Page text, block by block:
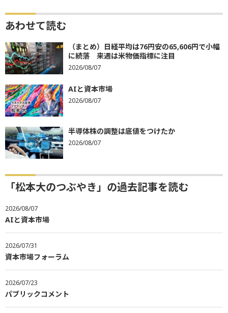
あわせて読む
（まとめ）日経平均は76円安の65,606円で小幅
に続落 来週は米物価指標に注目
2026/08/07
AIと資本市場
2026/08/07
半導体株の調整は底値をつけたか
2026/08/07
「松本大のつぶやき」の過去記事を読む
2026/08/07
AIと資本市場
2026/07/31
資本市場フォーラム
2026/07/23
パブリックコメント